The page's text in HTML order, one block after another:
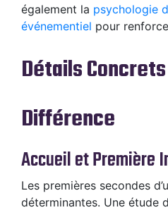
également la psychologie
événementiel pour
Détails
Différence
Accueil et Première
Les premières secondes
déterminantes. Une étude